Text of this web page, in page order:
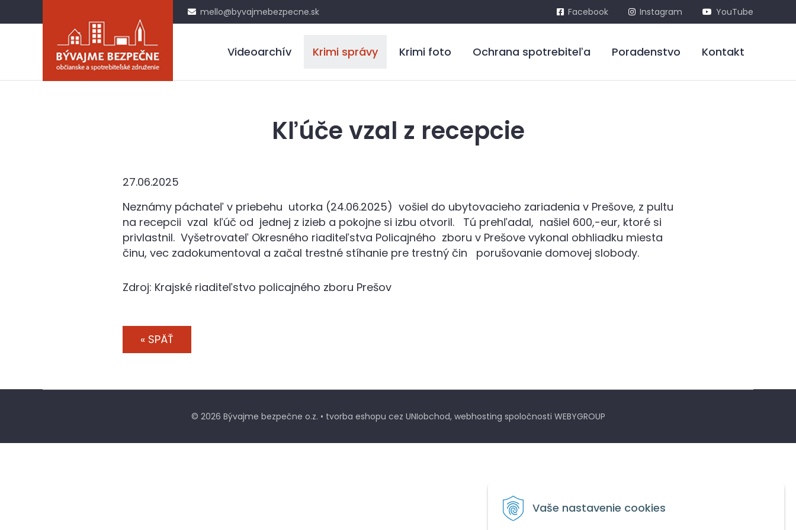
Vaše nastavenie cookies
mello@byvajmebezpecne.sk Facebook Instagram YouTube
Videoarchív Krimi správy Krimi foto Ochrana spotrebiteľa Poradenstvo Kontakt
Kľúče vzal z recepcie
27.06.2025
Neznámy páchateľ v priebehu utorka (24.06.2025) vošiel do ubytovacieho zariadenia v Prešove, z pultu
na recepcii vzal kľúč od jednej z izieb a pokojne si izbu otvoril. Tú prehľadal, našiel 600,-eur, ktoré si
privlastnil. Vyšetrovateľ Okresného riaditeľstva Policajného zboru v Prešove vykonal obhliadku miesta
činu, vec zadokumentoval a začal trestné stíhanie pre trestný čin porušovanie domovej slobody.
Zdroj: Krajské riaditeľstvo policajného zboru Prešov
« SPÄŤ
© 2026 Bývajme bezpečne o.z. • tvorba eshopu cez UNIobchod, webhosting spoločnosti WEBYGROUP